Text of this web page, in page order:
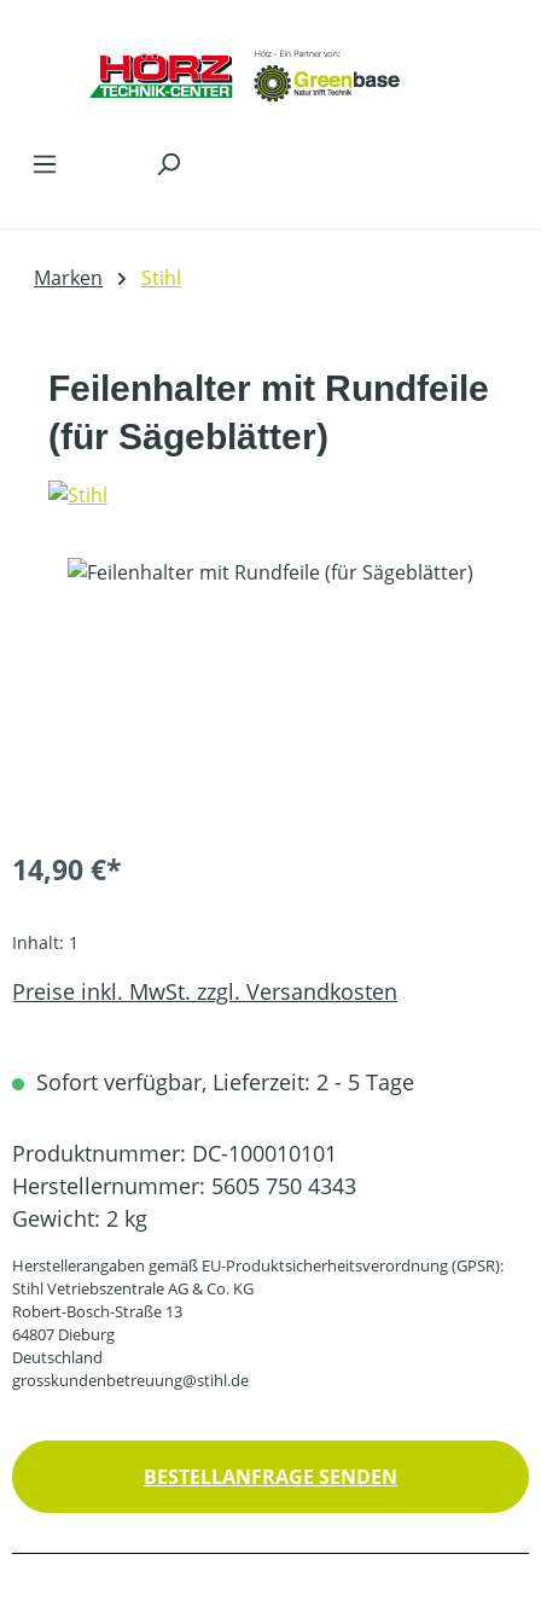
Marken Stihl
Feilenhalter mit Rundfeile
(für Sägeblätter)
Bildergalerie überspringen
14,90 €*
Inhalt: 1
Preise inkl. MwSt. zzgl. Versandkosten
Sofort verfügbar, Lieferzeit: 2 - 5 Tage
Produktnummer: DC-100010101
Herstellernummer: 5605 750 4343
Gewicht: 2 kg
Herstellerangaben gemäß EU-Produktsicherheitsverordnung (GPSR):
Stihl Vetriebszentrale AG & Co. KG
Robert-Bosch-Straße 13
64807 Dieburg
Deutschland
grosskundenbetreuung@stihl.de
BESTELLANFRAGE SENDEN